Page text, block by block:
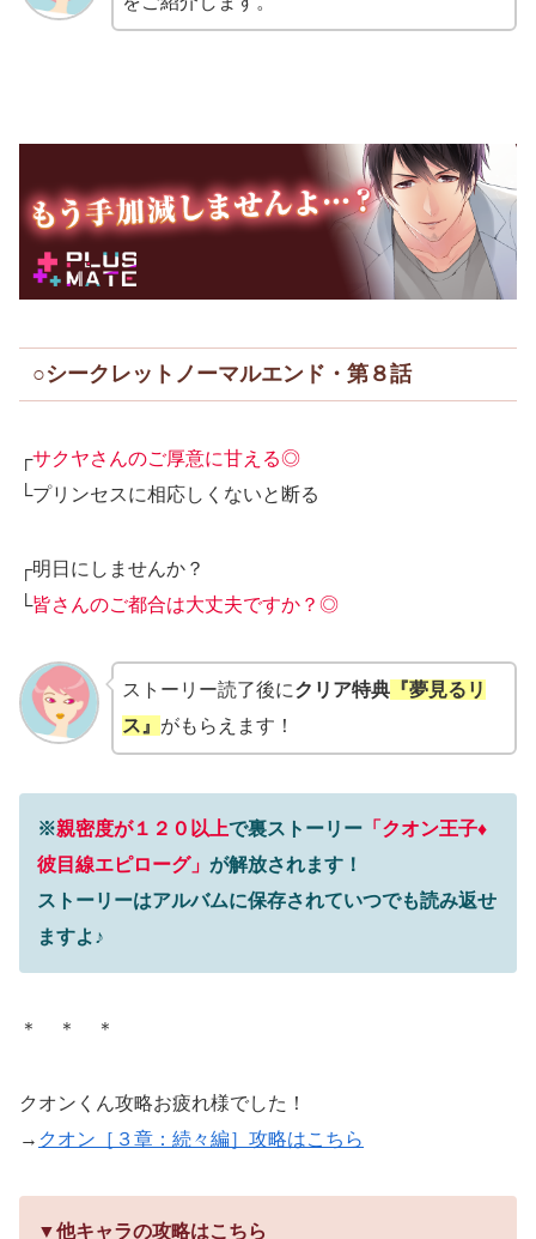
○シークレットノーマルエンド・第８話
┌サクヤさんのご厚意に甘える◎
└プリンセスに相応しくないと断る
┌明日にしませんか？
└皆さんのご都合は大丈夫ですか？◎
ストーリー読了後にクリア特典『夢見るリ
ス』 がもらえます！
※親密度が１２０以上で裏ストーリー 「クオン王子♦︎
彼目線エピローグ」 が解放されます！
ストーリーはアルバムに保存されていつでも読み返せ
ますよ♪
＊ ＊ ＊
クオンくん攻略お疲れ様でした！
→ クオン［３章：続々編］攻略はこちら
▼他キャラの攻略はこちら